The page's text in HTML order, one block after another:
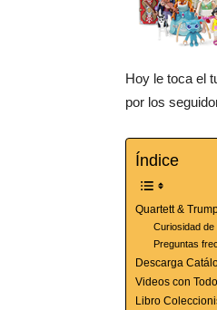
Hoy le toca el
por los
Índice
Quartett &
Curiosidad de
Preguntas
Descarga
Videos con
Libro